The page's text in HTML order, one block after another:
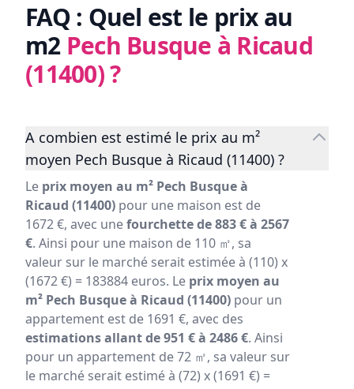
FAQ : Quel est le prix au
m2 Pech Busque à Ricaud
(11400)?
A combien est estimé le prix au m²
moyen Pech Busque à Ricaud (11400) ?
Le prix moyen au m² Pech Busque à
Ricaud (11400) pour une maison est de
1672 €, avec unefourchette de 883 € à 2567
€. Ainsi pour une maison de 110 ㎡, sa
valeur sur le marché serait estimée à (110) x
(1672 €) = 183884 euros. Le prix moyen au
m² Pech Busque à Ricaud (11400) pour un
appartement est de 1691 €, avec des
estimations allant de 951 € à 2486 €. Ainsi
pour un appartement de 72 ㎡, sa valeur sur
le marché serait estimé à (72) x (1691 €) =